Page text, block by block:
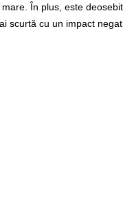
În plus, este
scurtă cu un impact